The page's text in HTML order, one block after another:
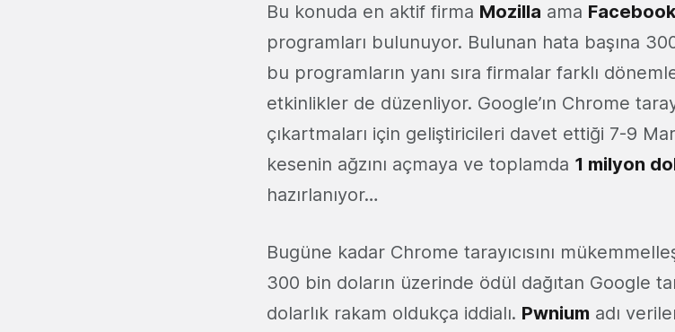
Bu konuda en aktif firma Mozilla ama Facebook
programları bulunuyor. Bulunan hata başına
bu programların yanı sıra firmalar farklı
etkinlikler de düzenliyor. Google’ın Chrome
çıkartmaları için geliştiricileri davet ettiği 7-9
kesenin ağzını açmaya ve toplamda 1 milyon
hazırlanıyor…
Bugüne kadar Chrome tarayıcısını
300 bin doların üzerinde ödül dağıtan Google
dolarlık rakam oldukça iddialı. Pwnium adı